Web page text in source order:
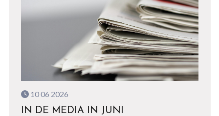
10 06 2026
IN DE MEDIA IN JUNI